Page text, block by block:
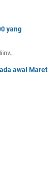
yang
awal Maret